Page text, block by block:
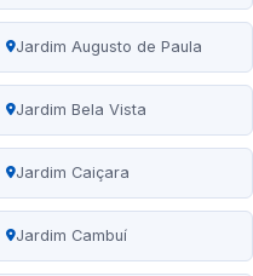
Jardim Augusto de Paula
Jardim Bela Vista
Jardim Caiçara
Jardim Cambuí